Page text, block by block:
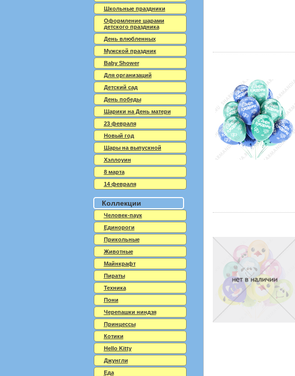
Школьные праздники
Оформление шарами
детского праздника
День влюбленных
Мужской праздник
Baby Shower
Для организаций
Детский сад
День победы
Шарики на День матери
23 февраля
Новый год
Шары на выпускной
Хэллоуин
8 марта
14 февраля
Коллекции
Человек-паук
Единороги
Прикольные
Животные
Майнкрафт
Пираты
Техника
Пони
Черепашки ниндзя
Принцессы
Котики
Hello Kitty
Джунгли
Еда